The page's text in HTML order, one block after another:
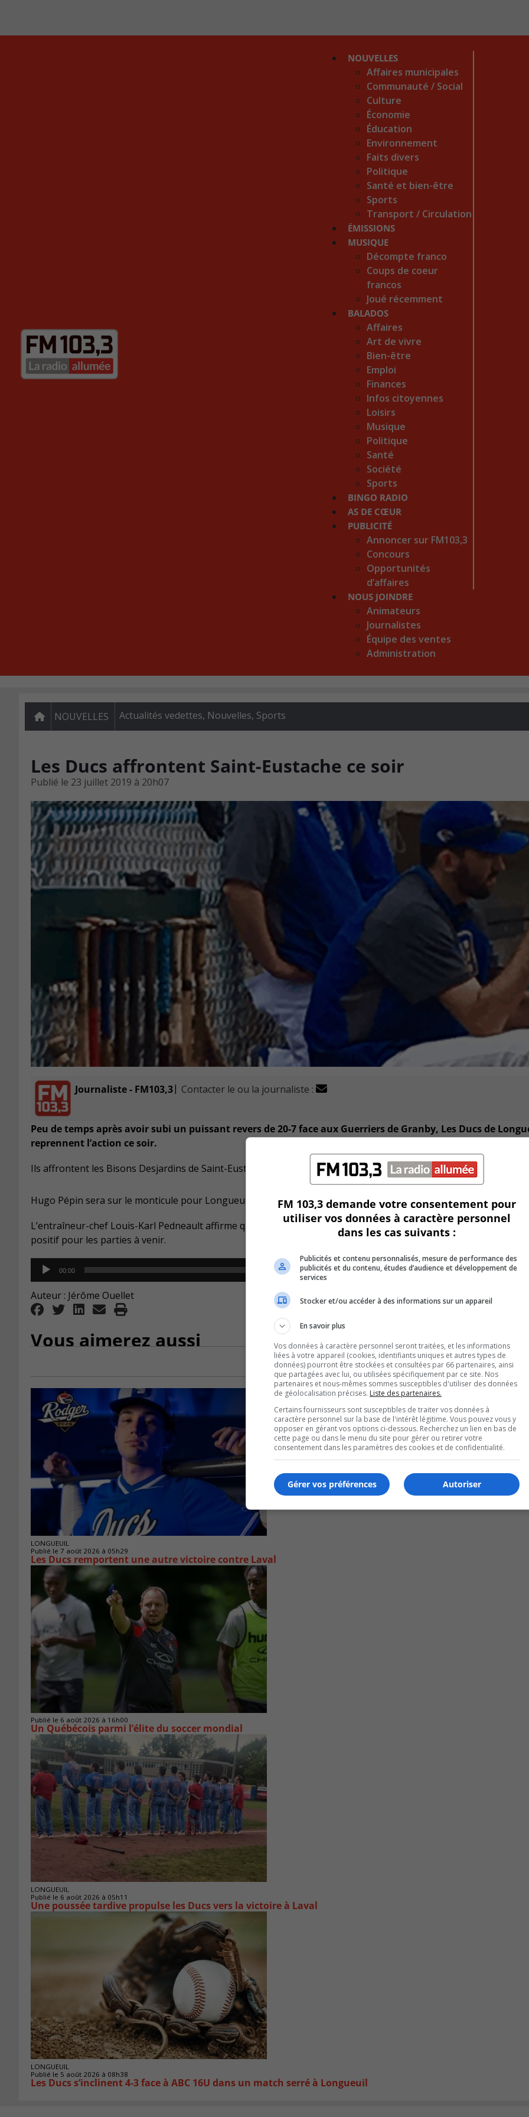
NOUVELLES
Affaires municipales
Communauté / Social
Culture
Économie
Éducation
Environnement
Faits divers
Politique
Santé et bien-être
Sports
Transport / Circulation
ÉMISSIONS
MUSIQUE
Décompte franco
Coups de coeur
francos
Joué récemment
BALADOS
Affaires
Art de vivre
Bien-être
Emploi
Finances
Infos citoyennes
Loisirs
Musique
Politique
Santé
Société
Sports
BINGO RADIO
AS DE CŒUR
PUBLICITÉ
Annoncer sur FM103,3
Concours
Opportunités
d’affaires
NOUS JOINDRE
Animateurs
Journalistes
Équipe des ventes
Administration
NOUVELLES Actualités vedettes, Nouvelles, Sports
Les Ducs affrontent Saint-Eustache ce soir
Publié le 23 juillet 2019 à 20h07
Journaliste - FM103,3| Contacter le ou la journaliste :
Peu de temps après avoir subi un puissant revers de 20-7 face aux Guerriers de Granby, Les Ducs de
reprennent l’action ce soir.
Ils affrontent les Bisons Desjardins de Saint-Eustache au Parc Clair Matin à 19h30.
Hugo Pépin sera sur le monticule pour Longueuil et il fera face à Tristan Aspeck.
L’entraîneur-chef Louis-Karl Pedneault affirme que même si la semaine s’annonce chargée, il désire construire
positif pour les parties à venir.
Audio
Player
00:00 00:00
Auteur : Jérôme Ouellet
Vous aimerez aussi
LONGUEUIL
Publié le 7 août 2026 à 05h29
Les Ducs remportent une autre victoire contre Laval
Publié le 6 août 2026 à 16h00
Un Québécois parmi l’élite du soccer mondial
LONGUEUIL
Publié le 6 août 2026 à 05h11
Une poussée tardive propulse les Ducs vers la victoire à Laval
LONGUEUIL
Publié le 5 août 2026 à 08h38
Les Ducs s’inclinent 4‑3 face à ABC 16U dans un match serré à Longueuil
FM 103,3 demande votre consentement pour
utiliser vos données à caractère personnel
dans les cas suivants :
Publicités et contenu personnalisés, mesure de performance des
publicités et du contenu, études d’audience et développement de
services
Stocker et/ou accéder à des informations sur un appareil
En savoir plus
Vos données à caractère personnel seront traitées, et les informations
liées à votre appareil (cookies, identifiants uniques et autres types de
données) pourront être stockées et consultées par 66 partenaires, ainsi
que partagées avec lui, ou utilisées spécifiquement par ce site. Nos
partenaires et nous-mêmes sommes susceptibles d'utiliser des données
de géolocalisation précises. Liste des partenaires.
Certains fournisseurs sont susceptibles de traiter vos données à
caractère personnel sur la base de l'intérêt légitime. Vous pouvez vous y
opposer en gérant vos options ci-dessous. Recherchez un lien en bas de
cette page ou dans le menu du site pour gérer ou retirer votre
consentement dans les paramètres des cookies et de confidentialité.
Autoriser
Gérer vos préférences